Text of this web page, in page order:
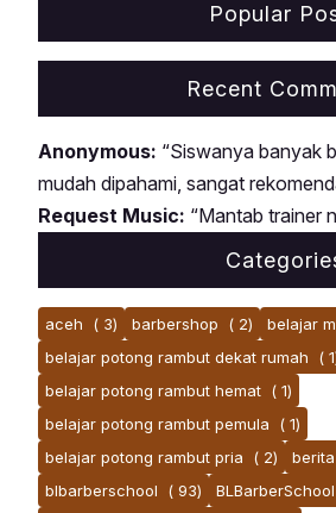
Popular
Recent
Anonymous: “Siswanya banyak
mudah dipahami, sangat
Request Music: “Mantab trainer
aceh ( 3) barbershop ( 2) belajar
belajar potong rambut dekat rumah
(
belajar potong rambut hemat ( 1)
belajar potong rambut pemula
( 1)
belajar potong rambut pria
( 2) berita
blbarberschool
( 93)